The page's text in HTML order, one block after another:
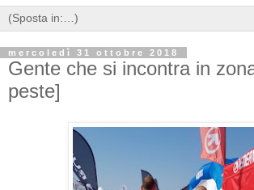
mercoledì 31 ottobre 2018
Gente che si incontra in
peste]